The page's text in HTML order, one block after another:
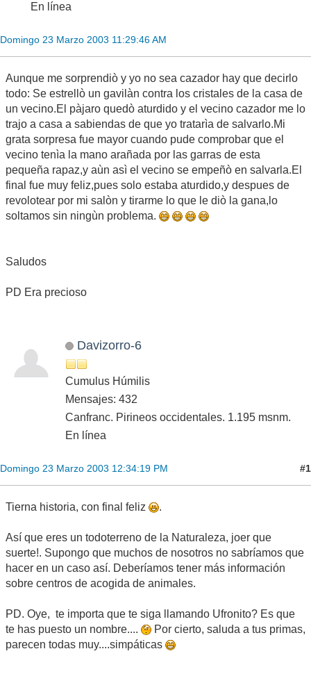
En línea
Domingo 23 Marzo 2003 11:29:46 AM
Aunque me sorprendiò y yo no sea cazador hay que decirlo
todo: Se estrellò un gavilàn contra los cristales de la casa de
un vecino.El pàjaro quedò aturdido y el vecino cazador me lo
trajo a casa a sabiendas de que yo tratarìa de salvarlo.Mi
grata sorpresa fue mayor cuando pude comprobar que el
vecino tenìa la mano arañada por las garras de esta
pequeña rapaz,y aùn asì el vecino se empeñò en salvarla.El
final fue muy feliz,pues solo estaba aturdido,y despues de
revolotear por mi salòn y tirarme lo que le diò la gana,lo
soltamos sin ningùn problema.
Saludos
PD Era precioso
Davizorro-6
Cumulus Húmilis
Mensajes: 432
Canfranc. Pirineos occidentales. 1.195 msnm.
En línea
Domingo 23 Marzo 2003 12:34:19 PM #1
Tierna historia, con final feliz .
Así que eres un todoterreno de la Naturaleza, joer que
suerte!. Supongo que muchos de nosotros no sabríamos que
hacer en un caso así. Deberíamos tener más información
sobre centros de acogida de animales.
PD. Oye, te importa que te siga llamando Ufronito? Es que
te has puesto un nombre....
Por cierto, saluda a tus primas,
parecen todas muy....simpáticas